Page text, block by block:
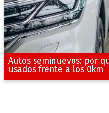
Autos seminuevos: por
usados frente a los 0km